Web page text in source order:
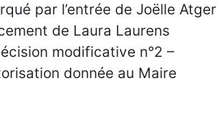
par l’entrée de Joëlle Atger
de Laura Laurens
modificative n°2 –
donnée au Maire